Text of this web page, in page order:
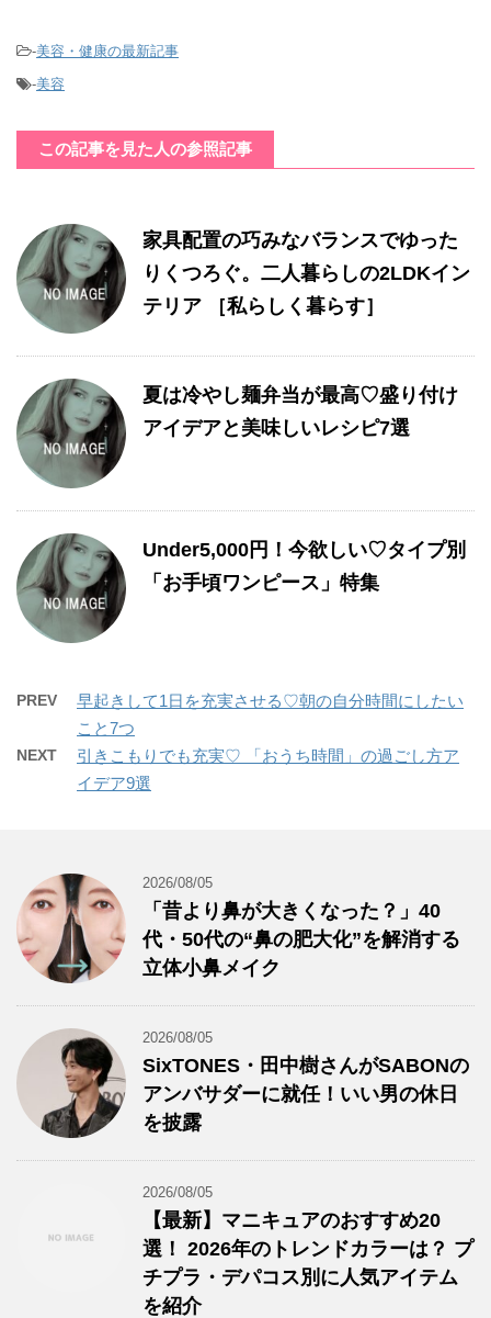
-美容・健康の最新記事
-美容
この記事を見た人の参照記事
家具配置の巧みなバランスでゆった
りくつろぐ。二人暮らしの2LDKイン
テリア ［私らしく暮らす］
夏は冷やし麺弁当が最高♡盛り付け
アイデアと美味しいレシピ7選
Under5,000円！今欲しい♡タイプ別
「お手頃ワンピース」特集
PREV
早起きして1日を充実させる♡朝の自分時間にしたい
こと7つ
NEXT
引きこもりでも充実♡ 「おうち時間」の過ごし方ア
イデア9選
2026/08/05
「昔より鼻が大きくなった？」40
代・50代の“鼻の肥大化”を解消する
立体小鼻メイク
2026/08/05
SixTONES・田中樹さんがSABONの
アンバサダーに就任！いい男の休日
を披露
2026/08/05
【最新】マニキュアのおすすめ20
選！ 2026年のトレンドカラーは？ プ
チプラ・デパコス別に人気アイテム
を紹介